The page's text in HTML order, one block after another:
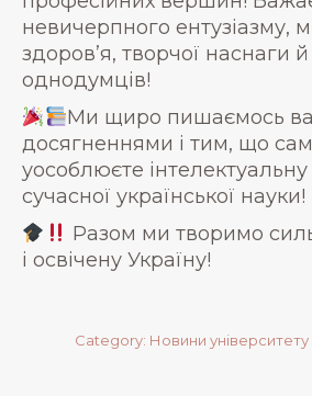
невичерпного ентузіазму,
здоров’я, творчої наснаги
однодумців!
Ми щиро пишаємось
досягненнями і тим, що
уособлюєте
сучасної української науки!
Разом ми творимо
і освічену Україну!
Category: Новини університету